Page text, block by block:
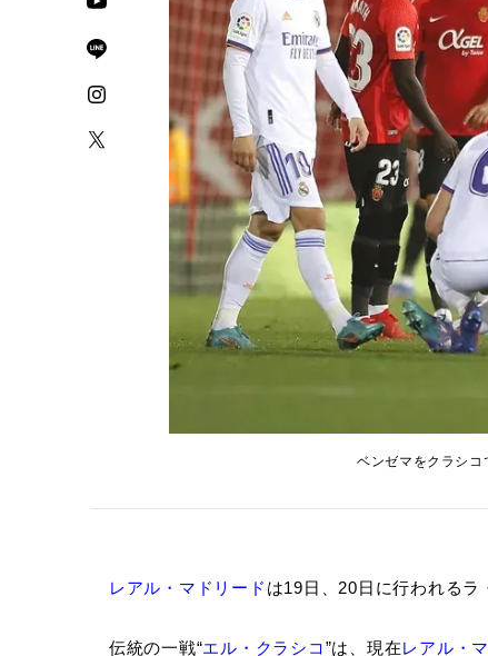
ベンゼマをクラシコ
レアル・マドリード は19日、20日に行われるラ
伝統の一戦“エル・クラシコ ”は、現在レアル・